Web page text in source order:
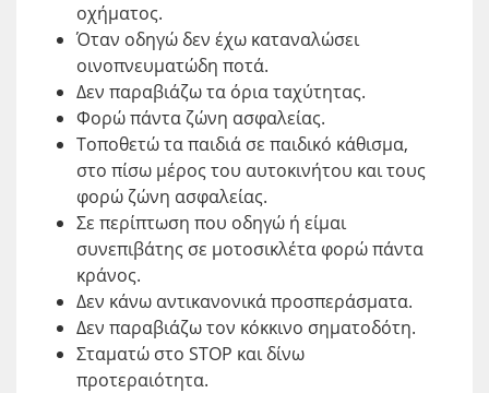
οχήματος.
Όταν οδηγώ δεν έχω καταναλώσει
οινοπνευματώδη ποτά.
Δεν παραβιάζω τα όρια ταχύτητας.
Φορώ πάντα ζώνη ασφαλείας.
Τοποθετώ τα παιδιά σε παιδικό κάθισμα,
στο πίσω μέρος του αυτοκινήτου και τους
φορώ ζώνη ασφαλείας.
Σε περίπτωση που οδηγώ ή είμαι
συνεπιβάτης σε μοτοσικλέτα φορώ πάντα
κράνος.
Δεν κάνω αντικανονικά προσπεράσματα.
Δεν παραβιάζω τον κόκκινο σηματοδότη.
Σταματώ στο STOP και δίνω
προτεραιότητα.